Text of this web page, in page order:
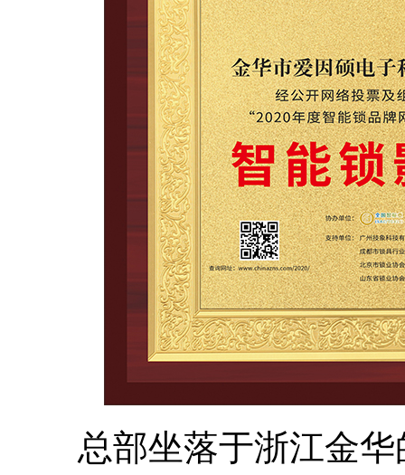
总部坐落于浙江金华